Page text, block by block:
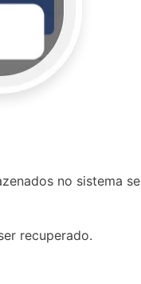
no sistema
recuperado.